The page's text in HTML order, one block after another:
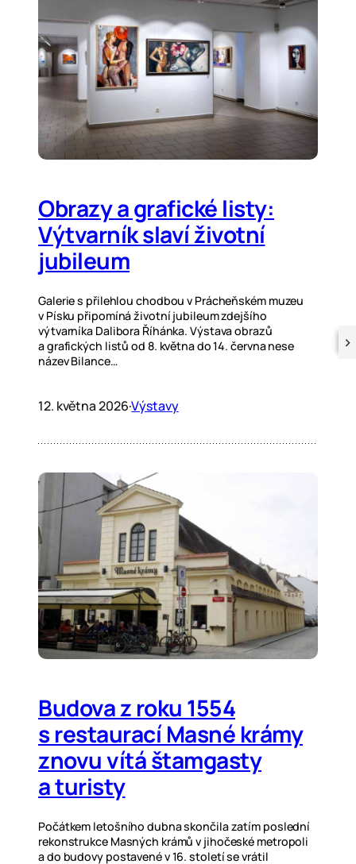
Obrazy a grafické listy:
Výtvarník slaví životní
jubileum
Galerie s přilehlou chodbou v Prácheňském muzeu
v Písku připomíná životní jubileum zdejšího
výtvarníka Dalibora Říhánka. Výstava obrazů
a grafických listů od 8. května do 14. června nese
název Bilance…
12. května 2026·Výstavy
Budova z roku 1554
s restaurací Masné krámy
znovu vítá štamgasty
a turisty
Počátkem letošního dubna skončila zatím poslední
rekonstrukce Masných krámů v jihočeské metropoli
a do budovy postavené v 16. století se vrátil